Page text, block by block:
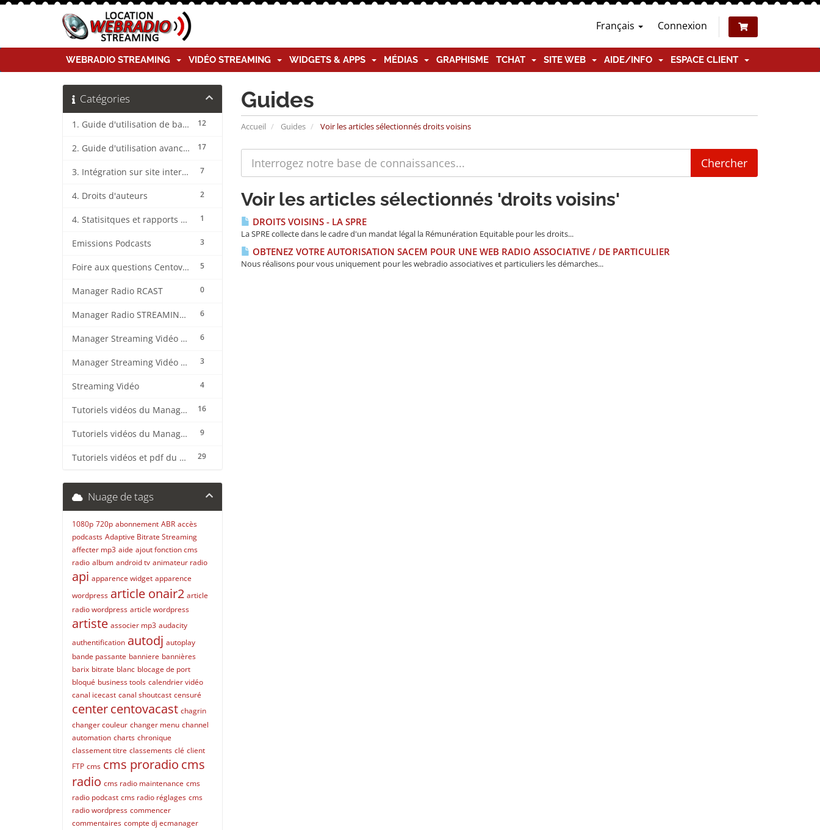
Français Connexion
WEBRADIO STREAMING VIDÉO STREAMING WIDGETS & APPS MÉDIAS GRAPHISME TCHAT SITE WEB AIDE/INFO ESPACE CLIENT
Guides
Accueil Guides Voir les articles sélectionnés droits voisins
Catégories
12
1. Guide d'utilisation de base CentovaCast
17
2. Guide d'utilisation avancée CentovaCast
7
3. Intégration sur site internet CentovaCast
2
4. Droits d'auteurs
1
4. Statisitques et rapports CentovaCast
3
Emissions Podcasts
5
Foire aux questions CentovaCast
0
Manager Radio RCAST
6
Manager Radio STREAMING CENTER
6
Manager Streaming Vidéo TVMCP
3
Manager Streaming Vidéo VDO
4
Streaming Vidéo
16
Tutoriels vidéos du Manager Radio CentovaCast
9
Tutoriels vidéos du Manager Radio STREAMING CENTER
29
Tutoriels vidéos et pdf du CMS Radio Wordpress + OnAir2/Pro.Radio
Voir les articles sélectionnés 'droits voisins'
DROITS VOISINS - LA SPRE
La SPRE collecte dans le cadre d'un mandat légal la Rémunération Equitable pour les droits...
OBTENEZ VOTRE AUTORISATION SACEM POUR UNE WEB RADIO ASSOCIATIVE / DE PARTICULIER
Nous réalisons pour vous uniquement pour les webradio associatives et particuliers les démarches...
Nuage de tags
1080p 720p abonnement ABR accès
podcasts Adaptive Bitrate Streaming
affecter mp3 aide ajout fonction cms
radio album android tv animateur radio
api apparence widget apparence
wordpress article onair2 article
radio wordpress article wordpress
artiste associer mp3 audacity
authentification autodj autoplay
bande passante banniere bannières
barix bitrate blanc blocage de port
bloqué business tools calendrier vidéo
canal icecast canal shoutcast censuré
centercentovacast chagrin
changer couleur changer menu channel
automation charts chronique
classement titre classements clé client
FTP cms cms proradio cms
radio cms radio maintenance cms
radio podcast cms radio réglages cms
radio wordpress commencer
commentaires compte dj ecmanager